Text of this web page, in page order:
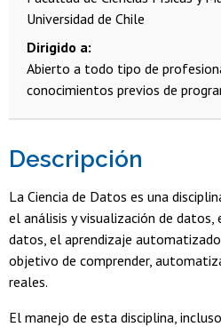
Universidad de Chile
Dirigido a
Abierto a todo tipo de
conocimientos previos de
Descripción
La Ciencia de Datos es una
el análisis y visualización de
datos, el aprendizaje
objetivo de comprender,
reales.
El manejo de esta disciplina,